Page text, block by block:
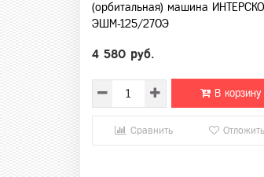
(орбитальная) машина
ЭШМ-125/270Э
4 580 руб.
В корзину
Сравнить Отложить